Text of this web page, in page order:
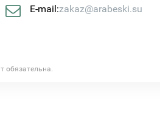
E-mail:zakaz@arabeski.su
обязательна.